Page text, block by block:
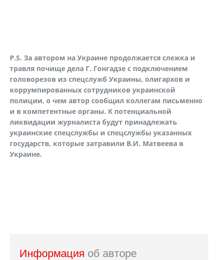
P.S. За автором на Украине продолжается слежка и
травля почище дела Г. Гонгадзе с подключением
головорезов из спецслужб Украины, олигархов и
коррумпированных сотрудников украинской
полиции, о чем автор сообщил коллегам письменно
и в компетентные органы. К потенциальной
ликвидации журналиста будут принадлежать
украинские спецслужбы и спецслужбы указанных
государств, которые затравили В.И. Матвеева в
Украине.
Информация об авторе